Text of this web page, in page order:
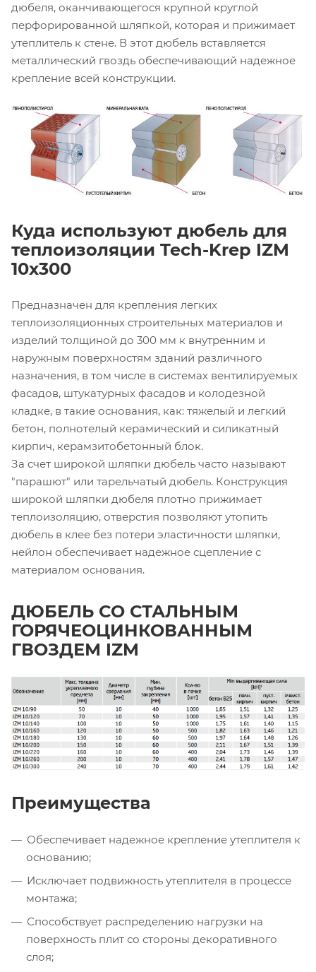
дюбеля, оканчивающегося крупной круглой
перфорированной шляпкой, которая и прижимает
утеплитель к стене. В этот дюбель вставляется
металлический гвоздь обеспечивающий надежное
крепление всей конструкции.
Куда используют дюбель для
теплоизоляции Tech-Krep IZM
10х300
Предназначен для крепления легких
теплоизоляционных строительных материалов и
изделий толщиной до 300 мм к внутренним и
наружным поверхностям зданий различного
назначения, в том числе в системах вентилируемых
фасадов, штукатурных фасадов и колодезной
кладке, в такие основания, как: тяжелый и легкий
бетон, полнотелый керамический и силикатный
кирпич, керамзитобетонный блок.
За счет широкой шляпки дюбель часто называют
"парашют" или тарельчатый дюбель. Конструкция
широкой шляпки дюбеля плотно прижимает
теплоизоляцию, отверстия позволяют утопить
дюбель в клее без потери эластичности шляпки,
нейлон обеспечивает надежное сцепление с
материалом основания.
ДЮБЕЛЬ СО СТАЛЬНЫМ
ГОРЯЧЕОЦИНКОВАННЫМ
ГВОЗДЕМ IZM
Преимущества
Обеспечивает надежное крепление утеплителя к
основанию;
Исключает подвижность утеплителя в процессе
монтажа;
Способствует распределению нагрузки на
поверхность плит со стороны декоративного
слоя;